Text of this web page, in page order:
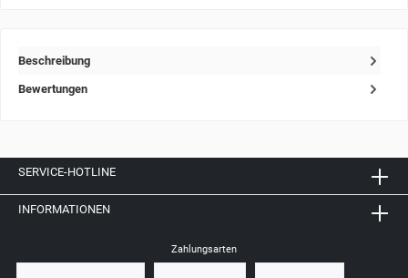
Beschreibung
Bewertungen
SERVICE-HOTLINE
INFORMATIONEN
Zahlungsarten